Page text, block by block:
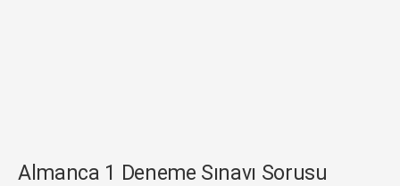
Almanca 1 Deneme Sınavı Sorusu